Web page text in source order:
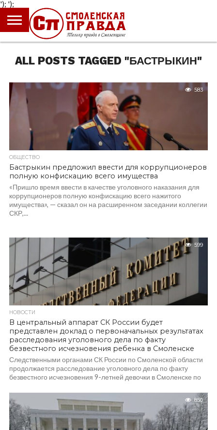
');
ГЛАВНАЯ
НОВОСТИ
ПРОИСШЕСТВИЯ
ПОЛИТИКА
КУЛЬТУРА
ЭКОНОМИКА
ОБЩЕСТВО
БЛОГИ
ALL POSTS TAGGED "БАСТРЫКИН"
583
ОБЩЕСТВО
Бастрыкин предложил ввести для коррупционеров
полную конфискацию всего имущества
«Пришло время ввести в качестве уголовного наказания для
коррупционеров полную конфискацию всего нажитого
имущества», — сказал он на расширенном заседании коллегии
СКР,...
599
НОВОСТИ
В центральный аппарат СК России будет
представлен доклад о первоначальных результатах
расследования уголовного дела по факту
безвестного исчезновения ребенка в Смоленске
Следственными органами СК России по Смоленской области
продолжается расследование уголовного дела по факту
безвестного исчезновения 9-летней девочки в Смоленске по
850
');